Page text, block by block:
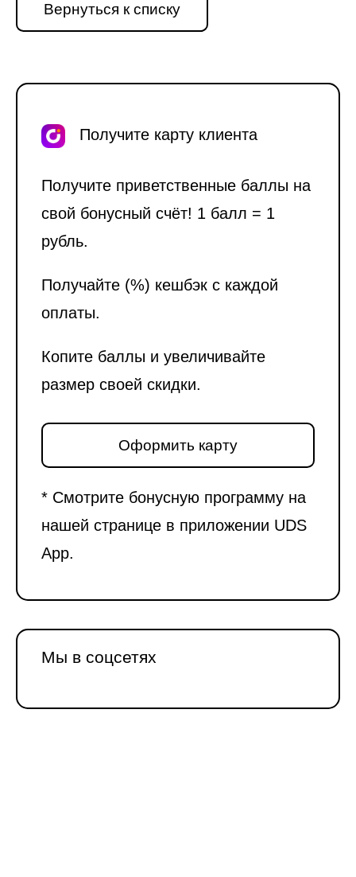
Получите карту клиента
Получите приветственные баллы на
свой бонусный счёт! 1 балл = 1
рубль.
Получайте (%) кешбэк с каждой
оплаты.
Копите баллы и увеличивайте
размер своей скидки.
Оформить карту
* Смотрите бонусную программу на
нашей странице в приложении UDS
App.
Мы в соцсетях
Вернуться к списку